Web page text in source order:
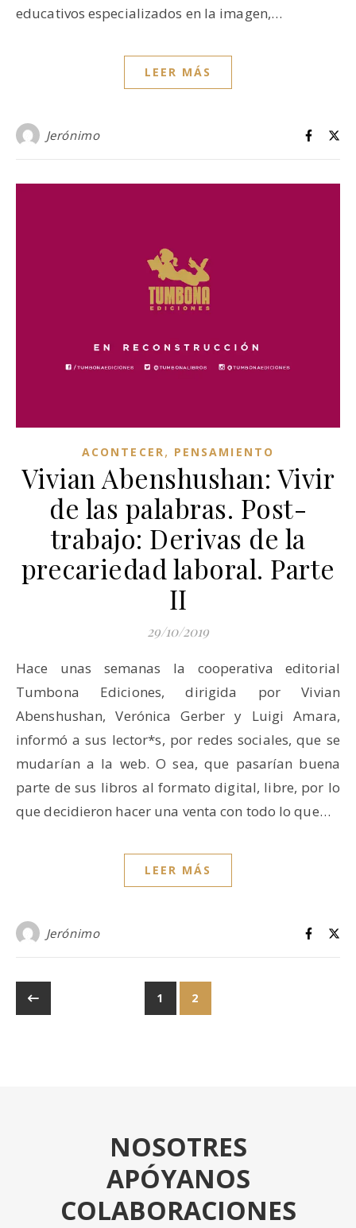
educativos especializados en la imagen,…
LEER MÁS
Jerónimo
ACONTECER, PENSAMIENTO
Vivian Abenshushan: Vivir
de las palabras. Post-
trabajo: Derivas de la
precariedad laboral. Parte
II
29/10/2019
Hace unas semanas la cooperativa editorial
Tumbona Ediciones, dirigida por Vivian
Abenshushan, Verónica Gerber y Luigi Amara,
informó a sus lector*s, por redes sociales, que se
mudarían a la web. O sea, que pasarían buena
parte de sus libros al formato digital, libre, por lo
que decidieron hacer una venta con todo lo que…
LEER MÁS
Jerónimo
1 2
NOSOTRES
APÓYANOS
COLABORACIONES